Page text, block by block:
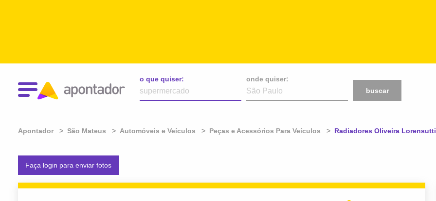
o que quiser:
onde quiser:
buscar
Apontador São Mateus Automóveis e Veículos Peças e Acessórios Para Veículos Atual:
Radiadores Oliveira
Faça login para enviar fotos